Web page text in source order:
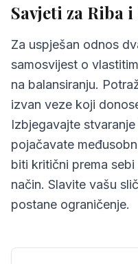
Savjeti za Riba i
Za uspješan odnos
samosvijest o
na balansiranju.
izvan veze koji
Izbjegavajte
pojačavate
biti kritični prema
način. Slavite vašu
postane ograničenje.